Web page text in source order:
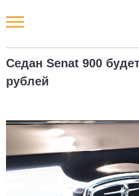
Седан Senat 900
рублей
Новости РФ
Городские новости
Наши мероприятия
Статьи